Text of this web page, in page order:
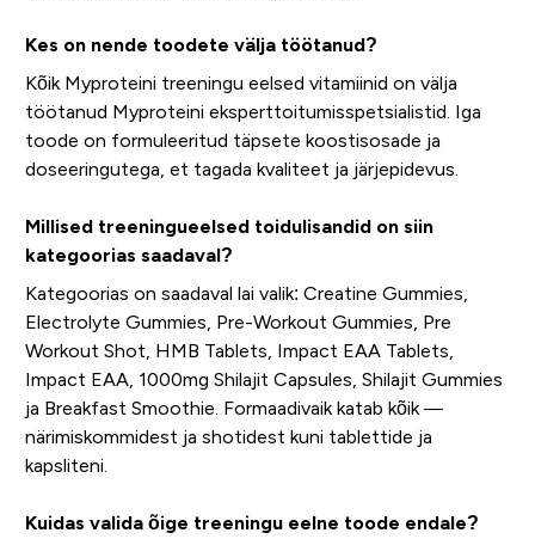
Kes on nende toodete välja töötanud?
Kõik Myproteini treeningu eelsed vitamiinid on välja
töötanud Myproteini eksperttoitumisspetsialistid. Iga
toode on formuleeritud täpsete koostisosade ja
doseeringutega, et tagada kvaliteet ja järjepidevus.
Millised treeningueelsed toidulisandid on siin
kategoorias saadaval?
Kategoorias on saadaval lai valik: Creatine Gummies,
Electrolyte Gummies, Pre-Workout Gummies, Pre
Workout Shot, HMB Tablets, Impact EAA Tablets,
Impact EAA, 1000mg Shilajit Capsules, Shilajit Gummies
ja Breakfast Smoothie. Formaadivaik katab kõik —
närimiskommidest ja shotidest kuni tablettide ja
kapsliteni.
Kuidas valida õige treeningu eelne toode endale?